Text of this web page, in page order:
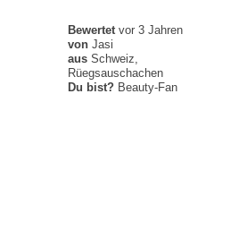
Bewertetvor 3 Jahren
von Jasi
aus Schweiz,
Rüegsauschachen
Du bist? Beauty-Fan